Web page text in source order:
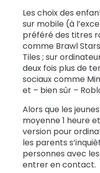
Les choix des
sur mobile (à
préféré des titres
comme Brawl
Tiles ; sur
deux fois plus de
sociaux comme
et – bien sûr –
Alors que les
moyenne 1 heure
version pour
les parents
personnes avec
entrer en contact.